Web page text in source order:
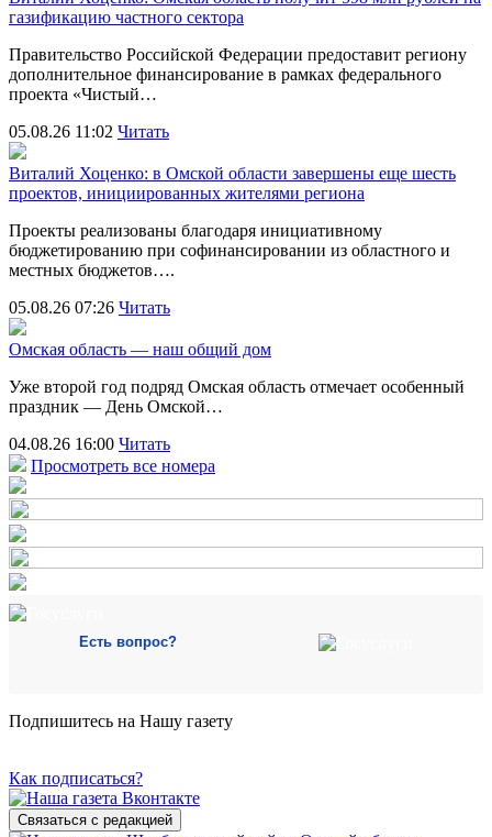
газификацию частного сектора
Правительство Российской Федерации предоставит региону
дополнительное финансирование в рамках федерального
проекта «Чистый…
05.08.26 11:02 Читать
Виталий Хоценко: в Омской области завершены еще шесть
проектов, инициированных жителями региона
Проекты реализованы благодаря инициативному
бюджетированию при софинансировании из областного и
местных бюджетов….
05.08.26 07:26 Читать
Омская область — наш общий дом
Уже второй год подряд Омская область отмечает особенный
праздник — День Омской…
04.08.26 16:00 Читать
Просмотреть все номера
Есть вопрос?
Подпишитесь на Нашу газету
Как подписаться?
Связаться с редакцией